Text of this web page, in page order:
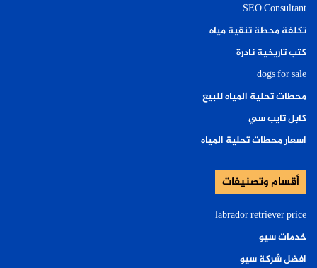
SEO Consultant
تكلفة محطة تنقية مياه
كتب تاريخية نادرة
dogs for sale
محطات تحلية المياه للبيع
كابل تايب سي
اسعار محطات تحلية المياه
أقسام وتصنيفات
labrador retriever price
خدمات سيو
افضل شركة سيو